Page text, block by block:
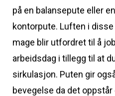
på en balansepute eller
kontorpute. Luften i
mage blir utfordret til å
arbeidsdag i tillegg til at
sirkulasjon. Puten gir
bevegelse da det